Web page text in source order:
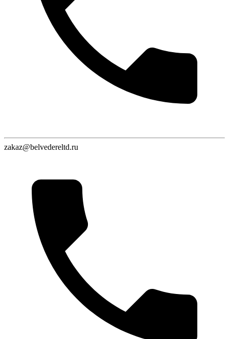
zakaz@belvedereltd.ru